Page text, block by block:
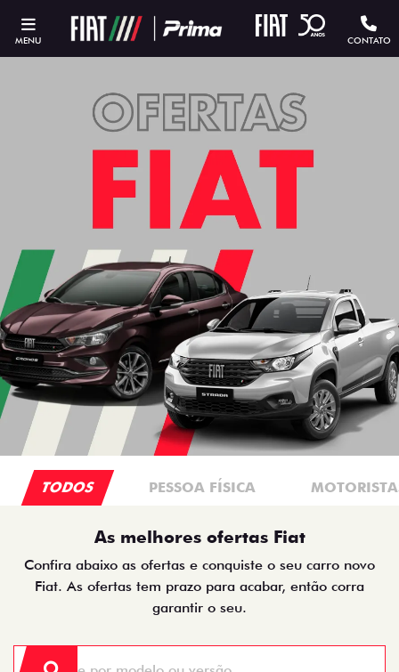
MENU CONTATO
TODOS PESSOA FÍSICA
As melhores ofertas Fiat
Confira abaixo as ofertas e conquiste o seu carro novo
Fiat. As ofertas tem prazo para acabar, então corra
garantir o seu.